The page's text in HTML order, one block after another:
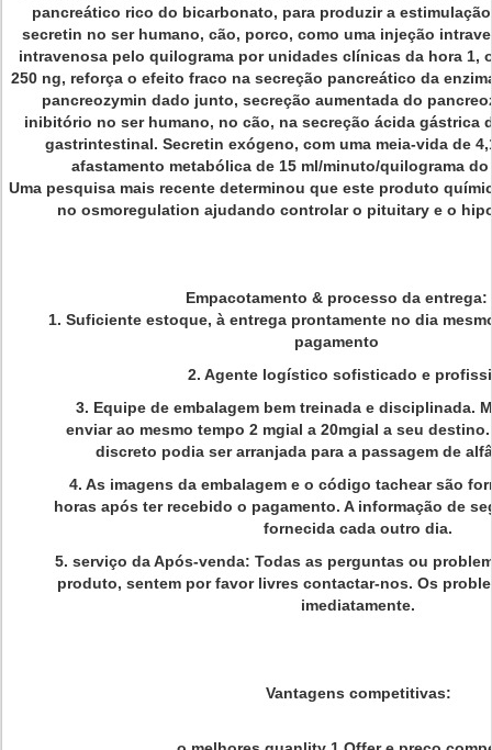
pancreático rico do bicarbonato, para produzir a
secretin no ser humano, cão, porco, como uma injeção
intravenosa pelo quilograma por unidades clínicas da hora 1,
250 ng, reforça o efeito fraco na secreção pancreático da
pancreozymin dado junto, secreção aumentada do
inibitório no ser humano, no cão, na secreção ácida gástrica
gastrintestinal. Secretin exógeno, com uma meia-vida de
afastamento metabólica de 15 ml/minuto/quilograma
Uma pesquisa mais recente determinou que este produto
no osmoregulation ajudando controlar o pituitary e o
Empacotamento & processo da entrega:
1. Suficiente estoque, à entrega prontamente no dia
pagamento
2. Agente logístico sofisticado e
3. Equipe de embalagem bem treinada e disciplinada.
enviar ao mesmo tempo 2 mgial a 20mgial a seu
discreto podia ser arranjada para a passagem de
4. As imagens da embalagem e o código tachear são
horas após ter recebido o pagamento. A informação de
fornecida cada outro dia.
5. serviço da Após-venda: Todas as perguntas ou
produto, sentem por favor livres contactar-nos. Os
imediatamente.
Vantagens competitivas: